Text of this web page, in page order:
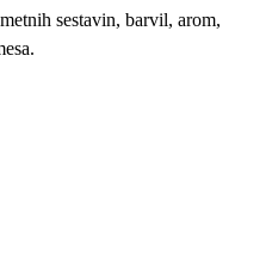
sestavin, barvil, arom,